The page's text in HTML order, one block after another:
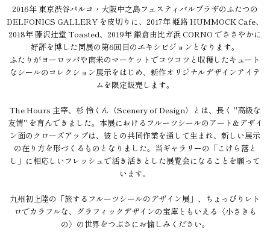
2016年 東京渋谷パルコ・大阪中之島フェスティバルプラザのふたつの
DELFONICS GALLERY を皮切りに、2017年 姫路 HUMMOCK Cafe、
2018年 藤沢辻堂 Toasted、2019年 鎌倉由比ガ浜 CORNO でささやかに
好評を博した同展の第6回目のエキシビジョンとなります。
ふたりがヨーロッパや南米のマーケットでコツコツと収穫したキュート
なシールのコレクション展示をはじめ、新作オリジナルデザインアイテ
ムを限定販売します。
The Hours 主宰、杉 怜くん（Scenery of Design）とは、長く "高級な
友情" を育んできました。本展におけるフルーツシールのアート&デザイ
ン面のクローズアップは、彼との共同作業を通して生まれ、新しい展示
の在り方を形づくるものとなりました。当ギャラリーの「こけら落と
し」に相応しいフレッシュで活き活きとした展覧会になることを願って
います。
九州初上陸の「旅するフルーツシールのデザイン展」、ちょっぴりレト
ロでカラフルな、グラフィックデザインの宝庫ともいえる〈小さきも
の〉の世界をつぶさにお愉しみください。